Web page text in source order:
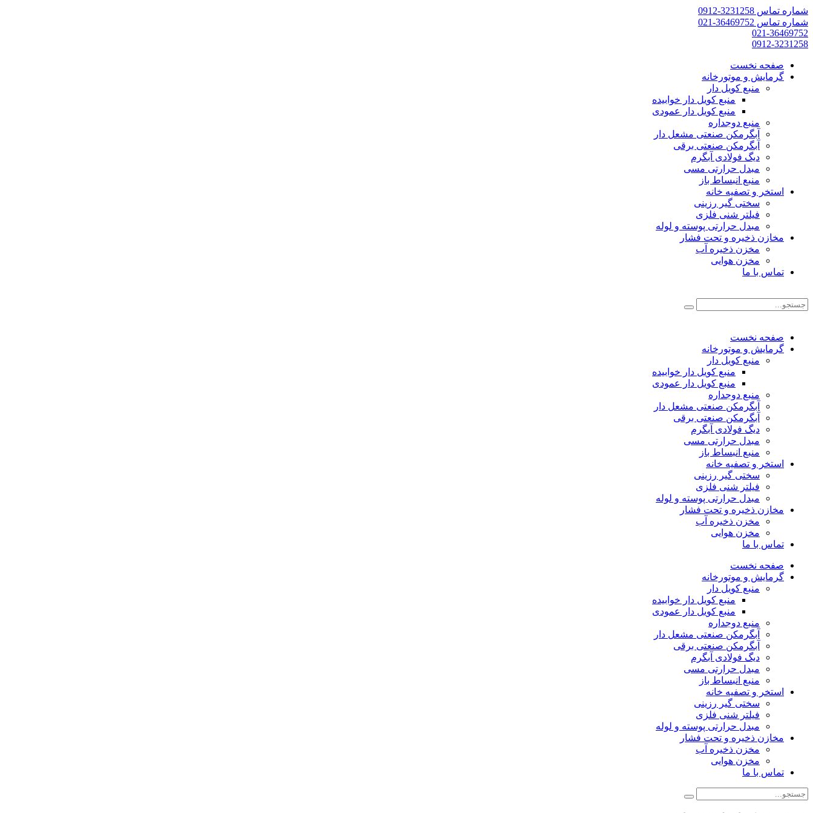
شماره تماس 3231258-0912
شماره تماس 36469752-021
021-36469752
0912-3231258
صفحه نخست
گرمایش و موتورخانه
منبع کویل دار
منبع کویل دار خوابیده
منبع کویل دار عمودی
منبع دوجداره
آبگرمکن صنعتی مشعل دار
آبگرمکن صنعتی برقی
دیگ فولادی آبگرم
مبدل حرارتی مسی
منبع انبساط باز
استخر و تصفیه خانه
سختی گیر رزینی
فیلتر شنی فلزی
مبدل حرارتی پوسته و لوله
مخازن ذخیره و تحت فشار
مخزن ذخیره آب
مخزن هوایی
تماس با ما
صفحه نخست
گرمایش و موتورخانه
منبع کویل دار
منبع کویل دار خوابیده
منبع کویل دار عمودی
منبع دوجداره
آبگرمکن صنعتی مشعل دار
آبگرمکن صنعتی برقی
دیگ فولادی آبگرم
مبدل حرارتی مسی
منبع انبساط باز
استخر و تصفیه خانه
سختی گیر رزینی
فیلتر شنی فلزی
مبدل حرارتی پوسته و لوله
مخازن ذخیره و تحت فشار
مخزن ذخیره آب
مخزن هوایی
تماس با ما
صفحه نخست
گرمایش و موتورخانه
منبع کویل دار
منبع کویل دار خوابیده
منبع کویل دار عمودی
منبع دوجداره
آبگرمکن صنعتی مشعل دار
آبگرمکن صنعتی برقی
دیگ فولادی آبگرم
مبدل حرارتی مسی
منبع انبساط باز
استخر و تصفیه خانه
سختی گیر رزینی
فیلتر شنی فلزی
مبدل حرارتی پوسته و لوله
مخازن ذخیره و تحت فشار
مخزن ذخیره آب
مخزن هوایی
تماس با ما